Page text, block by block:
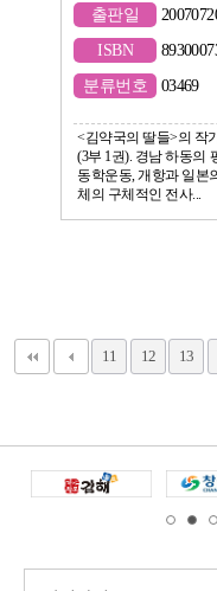
출판일
ISBN
분류번호
03469
<김약국의 딸들>의 작
(3부 1권). 경남 하동의
동학운동, 개항과 일본
체의 구체적인 전사...
11 12 13